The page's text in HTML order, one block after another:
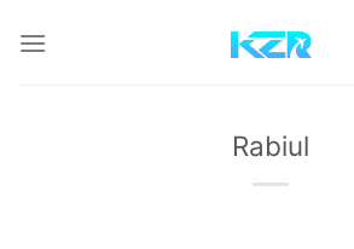
qua
Rabiul